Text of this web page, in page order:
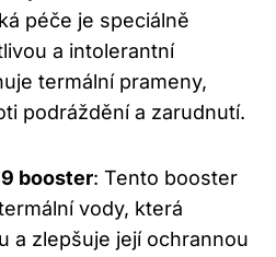
péče je speciálně
a intolerantní
termální prameny,
podráždění a zarudnutí.
booster: Tento booster
vody, která
a zlepšuje její ochrannou